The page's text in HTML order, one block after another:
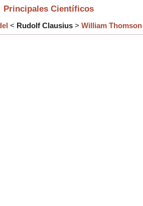
Principales Científicos
< Rudolf Clausius > William Thomson